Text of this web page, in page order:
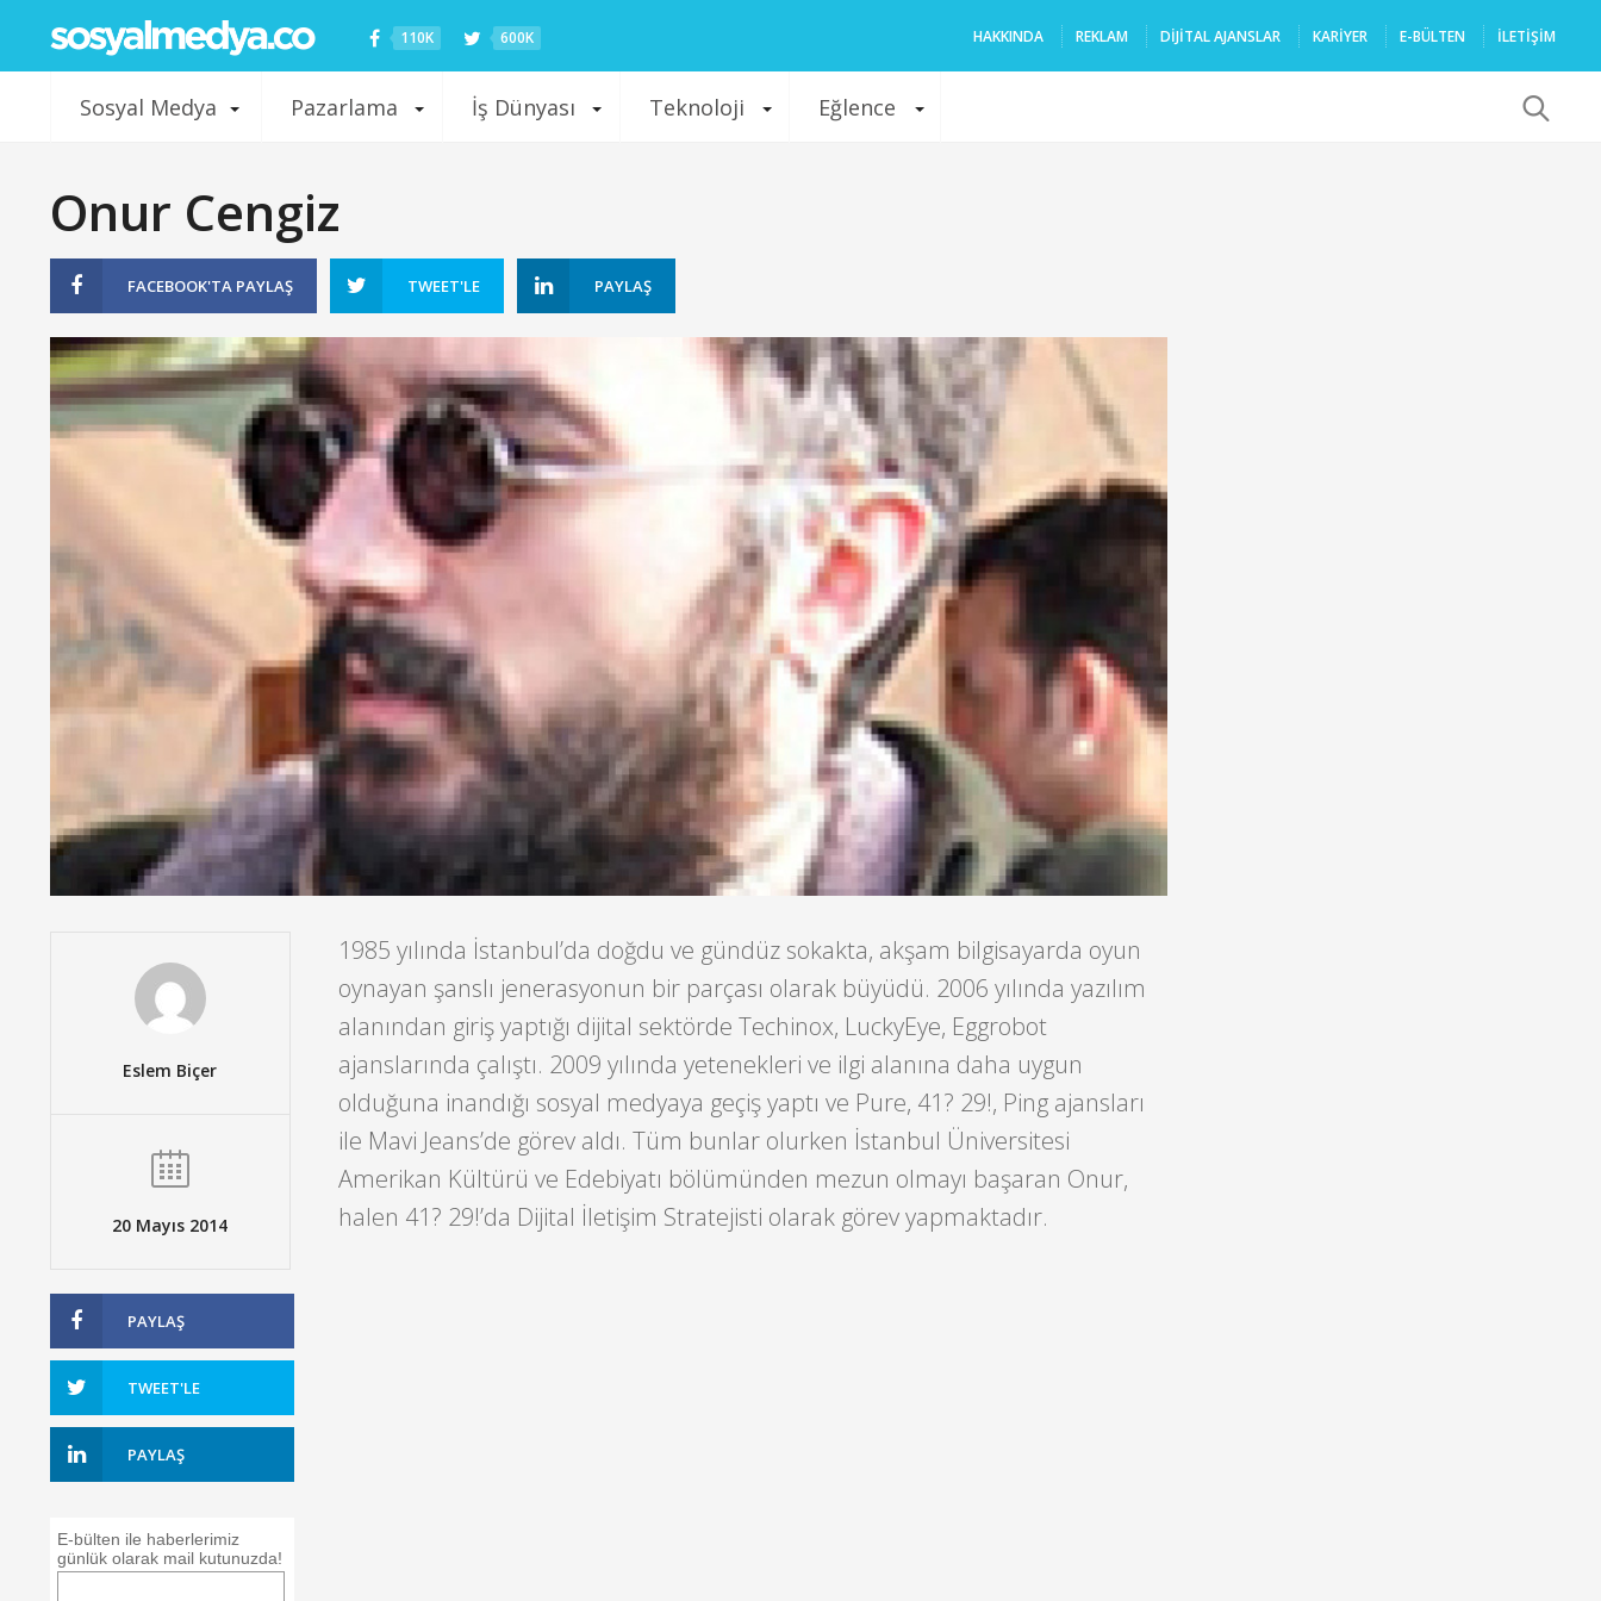
110K 600K HAKKINDA REKLAM DIJITAL AJANSLAR KARIYER E-BÜLTEN İLETİŞİM
Sosyal Medya Pazarlama İş Dünyası Teknoloji Eğlence
Onur Cengiz
FACEBOOK'TA PAYLAŞ TWEET'LE PAYLAŞ
Eslem Biçer
20 Mayıs 2014
PAYLAŞ
TWEET'LE
PAYLAŞ
E-bülten ile haberlerimiz
günlük olarak mail kutunuzda!
1985 yılında İstanbul’da doğdu ve gündüz sokakta, akşam bilgisayarda oyun
oynayan şanslı jenerasyonun bir parçası olarak büyüdü. 2006 yılında yazılım
alanından giriş yaptığı dijital sektörde Techinox, LuckyEye, Eggrobot
ajanslarında çalıştı. 2009 yılında yetenekleri ve ilgi alanına daha uygun
olduğuna inandığı sosyal medyaya geçiş yaptı ve Pure, 41? 29!, Ping ajansları
ile Mavi Jeans’de görev aldı. Tüm bunlar olurken İstanbul Üniversitesi
Amerikan Kültürü ve Edebiyatı bölümünden mezun olmayı başaran Onur,
halen 41? 29!’da Dijital İletişim Stratejisti olarak görev yapmaktadır.